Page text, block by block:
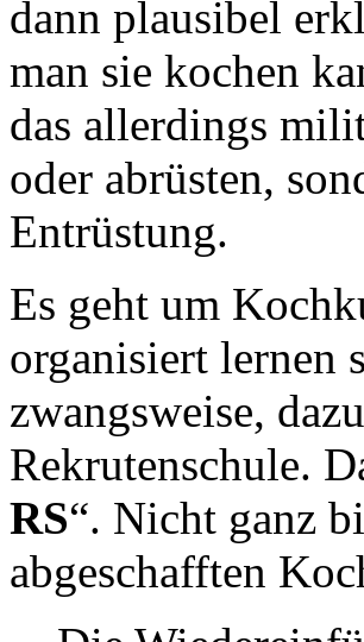
dann plausibel
man sie kochen
das allerdings
oder abrüsten,
Entrüstung.
Es geht um
organisiert lernen
zwangsweise,
Rekrutenschule.
RS“. Nicht ganz
abgeschafften